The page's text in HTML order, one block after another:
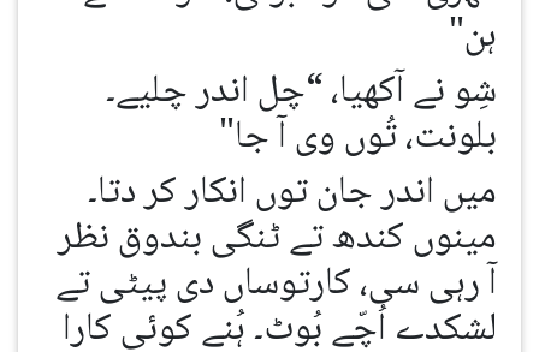
ہن"
شِو نے آکھیا، “چل اندر چلیے۔
بلونت، تُوں وی آ جا"
میں اندر جان توں انکار کر دتا۔
مینوں کندھ تے ٹنگی بندوق نظر
آ رہی سی، کارتوساں دی پیٹی تے
لشکدے اُچّے بُوٹ۔ ہُنے کوئی کارا